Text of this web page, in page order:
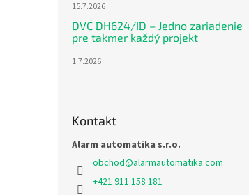
15.7.2026
DVC DH624/ID – Jedno zariadenie
pre takmer každý projekt
1.7.2026
Kontakt
Alarm automatika s.r.o.
obchod@alarmautomatika.com
+421 911 158 181